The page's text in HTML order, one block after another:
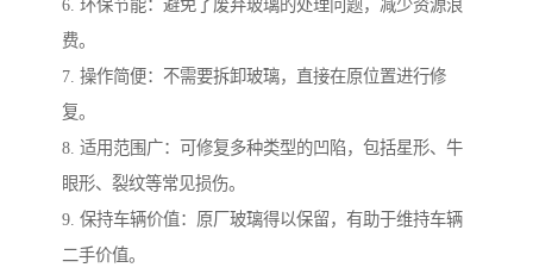
6. 环保节能：避免了废弃玻璃的处理问题，减少资源浪
费。
7. 操作简便：不需要拆卸玻璃，直接在原位置进行修
复。
8. 适用范围广：可修复多种类型的凹陷，包括星形、牛
眼形、裂纹等常见损伤。
9. 保持车辆价值：原厂玻璃得以保留，有助于维持车辆
二手价值。